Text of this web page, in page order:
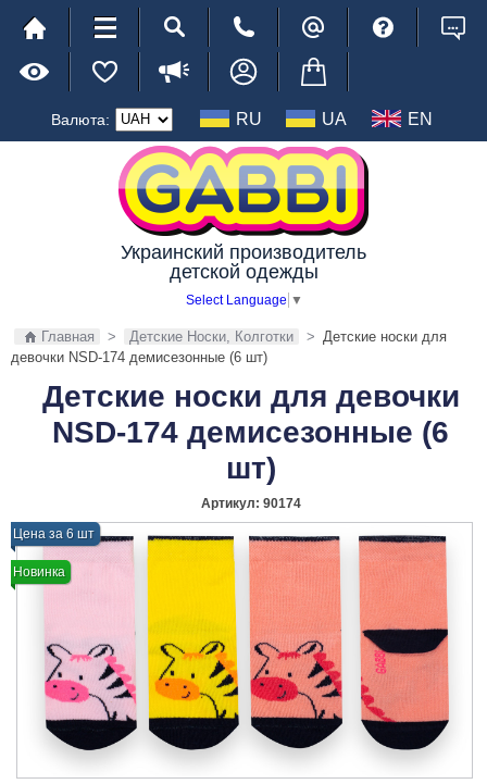
Валюта: RU UA EN
Украинский производитель
детской одежды
Select Language ▼
Главная > Детские Носки, Колготки > Детские носки для
девочки NSD-174 демисезонные (6 шт)
Детские носки для девочки
NSD-174 демисезонные (6
шт)
Артикул: 90174
Цена за 6 шт
Новинка